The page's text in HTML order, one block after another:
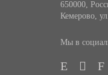
650000,
Кемерово,
Мы в